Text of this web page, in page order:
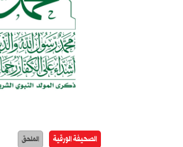
الصحيفة الورقية الملحق